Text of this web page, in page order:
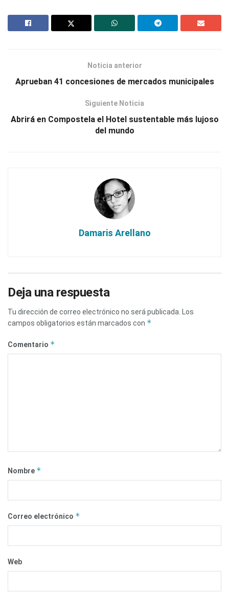
Noticia anterior
Aprueban 41 concesiones de mercados municipales
Siguiente Noticia
Abrirá en Compostela el Hotel sustentable más lujoso
del mundo
Damaris Arellano
Deja una respuesta
Tu dirección de correo electrónico no será publicada. Los
campos obligatorios están marcados con *
Comentario *
Nombre *
Correo electrónico *
Web